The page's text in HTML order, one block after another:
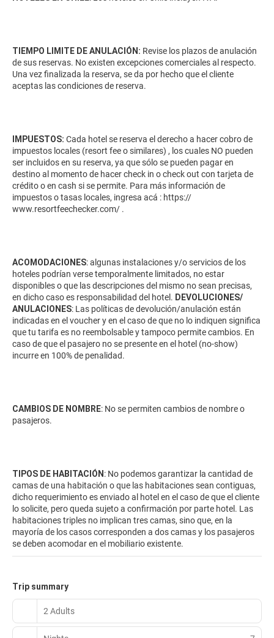
TIEMPO LIMITE DE ANULACIÓN: Revise los plazos de anulación
de sus reservas. No existen excepciones comerciales al respecto.
Una vez finalizada la reserva, se da por hecho que el cliente
aceptas las condiciones de reserva.
IMPUESTOS: Cada hotel se reserva el derecho a hacer cobro de
impuestos locales (resort fee o similares) , los cuales NO pueden
ser incluidos en su reserva, ya que sólo se pueden pagar en
destino al momento de hacer check in o check out con tarjeta de
crédito o en cash si se permite. Para más información de
impuestos o tasas locales, ingresa acá : https://
www.resortfeechecker.com/ .
ACOMODACIONES: algunas instalaciones y/o servicios de los
hoteles podrían verse temporalmente limitados, no estar
disponibles o que las descripciones del mismo no sean precisas,
en dicho caso es responsabilidad del hotel. DEVOLUCIONES/
ANULACIONES: Las políticas de devolución/anulación están
indicadas en el voucher y en el caso de que no lo indiquen significa
que tu tarifa es no reembolsable y tampoco permite cambios. En
caso de que el pasajero no se presente en el hotel (no-show)
incurre en 100% de penalidad.
CAMBIOS DE NOMBRE: No se permiten cambios de nombre o
pasajeros.
TIPOS DE HABITACIÓN : No podemos garantizar la cantidad de
camas de una habitación o que las habitaciones sean contiguas,
dicho requerimiento es enviado al hotel en el caso de que el cliente
lo solicite, pero queda sujeto a confirmación por parte hotel. Las
habitaciones triples no implican tres camas, sino que, en la
mayoría de los casos corresponden a dos camas y los pasajeros
se deben acomodar en el mobiliario existente.
Trip summary
2 Adults